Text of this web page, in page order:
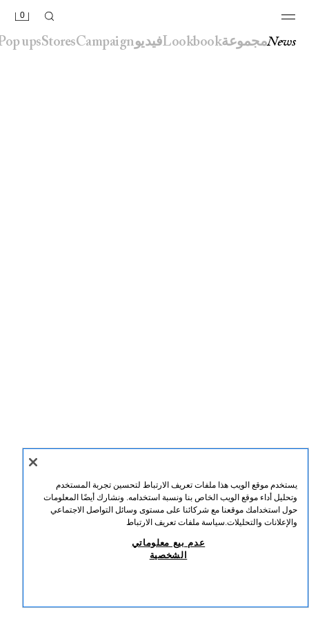
0
news مجموعةlookbook فيديوcampaign
stores
pop ups
يستخدم موقع الويب هذا ملفات تعريف الارتباط لتحسين تجربة المستخدم
وتحليل أداء موقع الويب الخاص بنا ونسبة استخدامه. ونشارك أيضًا المعلومات
حول استخدامك موقعنا مع شركائنا على مستوى وسائل التواصل الاجتماعي
والإعلانات والتحليلات.سياسة ملفات تعريف الارتباط
عدم بيع معلوماتي
الشخصية